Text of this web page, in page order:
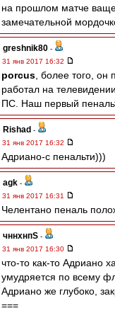
на прошлом матче ваще
замечательной
greshnik80 -
31 янв 2017 16:32
porcus , более того,
работал на телевидении.
ПС. Наш первый
Rishad -
31 янв 2017 16:32
Адриано-с пенальти)))
agk -
31 янв 2017 16:31
Челентано пеналь
чннхнпS -
31 янв 2017 16:30
что-то как-то Адриано
умудряется по всему
Адриано же глубоко,
===